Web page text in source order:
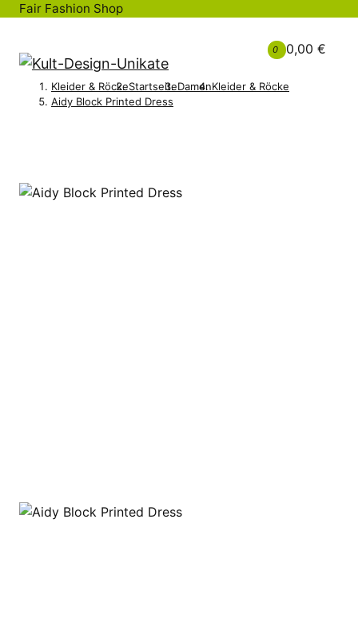
Fair Fashion Shop
0 0,00 €
Kleider & RöckeStartseiteDamenKleider & Röcke
Aidy Block Printed Dress